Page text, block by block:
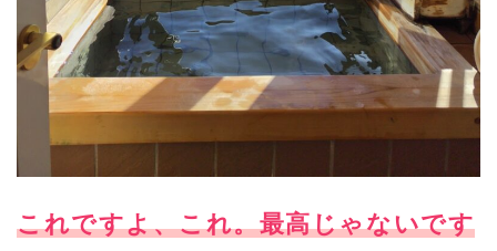
これですよ、これ。最高じゃないです